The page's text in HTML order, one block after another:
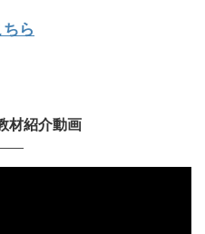
ら
材紹介動画